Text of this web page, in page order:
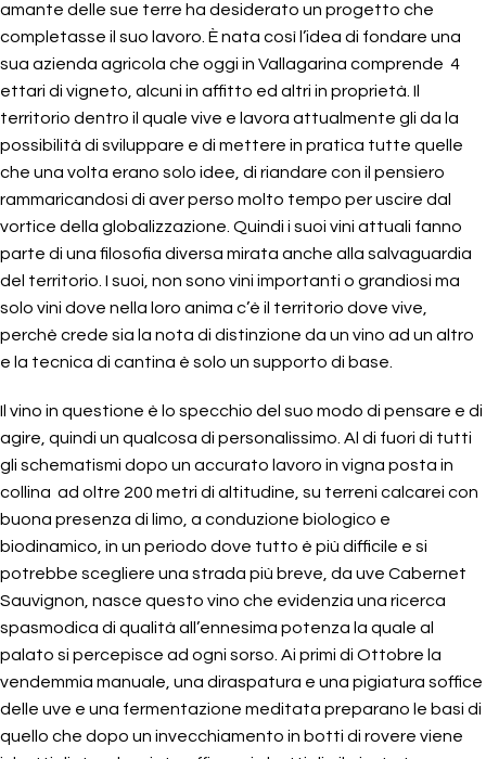
amante delle sue terre ha desiderato un progetto che
completasse il suo lavoro. È nata così l’idea di fondare una
sua azienda agricola che oggi in Vallagarina comprende 4
ettari di vigneto, alcuni in affitto ed altri in proprietà. Il
territorio dentro il quale vive e lavora attualmente gli da la
possibilità di sviluppare e di mettere in pratica tutte quelle
che una volta erano solo idee, di riandare con il pensiero
rammaricandosi di aver perso molto tempo per uscire dal
vortice della globalizzazione. Quindi i suoi vini attuali fanno
parte di una filosofia diversa mirata anche alla salvaguardia
del territorio. I suoi, non sono vini importanti o grandiosi ma
solo vini dove nella loro anima c’è il territorio dove vive,
perchè crede sia la nota di distinzione da un vino ad un altro
e la tecnica di cantina è solo un supporto di base.
Il vino in questione è lo specchio del suo modo di pensare e di
agire, quindi un qualcosa di personalissimo. Al di fuori di tutti
gli schematismi dopo un accurato lavoro in vigna posta in
collina ad oltre 200 metri di altitudine, su terreni calcarei con
buona presenza di limo, a conduzione biologico e
biodinamico, in un periodo dove tutto è più difficile e si
potrebbe scegliere una strada più breve, da uve Cabernet
Sauvignon, nasce questo vino che evidenzia una ricerca
spasmodica di qualità all’ennesima potenza la quale al
palato si percepisce ad ogni sorso. Ai primi di Ottobre la
vendemmia manuale, una diraspatura e una pigiatura soffice
delle uve e una fermentazione meditata preparano le basi di
quello che dopo un invecchiamento in botti di rovere viene